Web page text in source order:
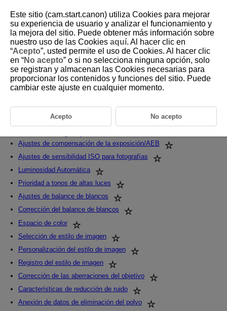
D103-062
Toma de fotografías
a la derecha de los títulos de las páginas indica funciones que solo
Menús de fichas: Toma de fotografías
Ajustes de compensación de la exposición/AEB
Ajustes de sensibilidad ISO para fotografías
Luminosidad Automática
Prioridad a tonos de altas luces
Ajustes de balance de blancos
Corrección del balance de blancos
Espacio de color
Selección de estilo de imagen
Personalización del estilo de imagen
Registro del estilo de imagen
Corrección de las aberraciones del objetivo
Características de reducción de ruido
Anexión de datos de eliminación del polvo
Este sitio (cam.start.canon) utiliza Cookies para mejorar
su experiencia de usuario y analizar el funcionamiento y
la mejora del sitio. Puede obtener más información sobre
nuestro uso de las Cookies aquí. Al hacer clic en
“Acepto”, usted permite el uso de Cookies. Al hacer clic
en “No acepto” o si no selecciona ninguna opción, solo
se registran y almacenan las Cookies necesarias para
proporcionar los contenidos y funciones del sitio. Puede
cambiar este ajuste en cualquier momento.
Acepto No acepto